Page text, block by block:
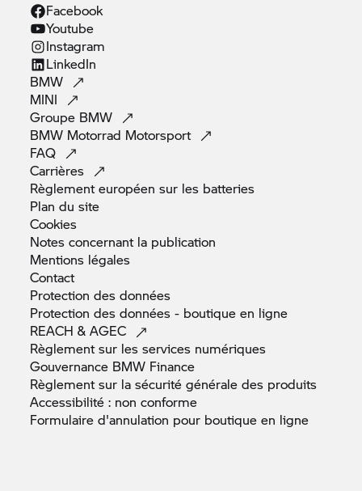
Facebook
Youtube
Instagram
LinkedIn
BMW
MINI
Groupe BMW
BMW Motorrad Motorsport
FAQ
Carrières
Règlement européen sur les batteries
Plan dusite
Cookies
Notes concernant la publication
Mentions légales
Contact
Protection desdonnées
Protection des données - boutique en ligne
REACH &AGEC
Règlement sur les services numériques
Gouvernance BMW Finance
Règlement sur la sécurité générale des produits
Accessibilité : nonconforme
Formulaire d'annulation pour boutique en ligne